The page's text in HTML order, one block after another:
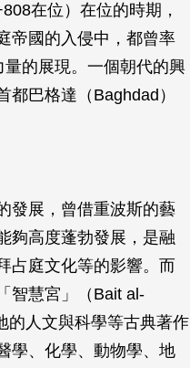
在位）在位的時期，
帝國的入侵中，都曾率
的展現。一個朝代的興
巴格達（Baghdad）
發展，曾借重波斯的藝
夠高度蓬勃發展，是融
占庭文化等的影響。而
智慧宮」（Bait al-
的人文與科學等古典著作
學、化學、動物學、地